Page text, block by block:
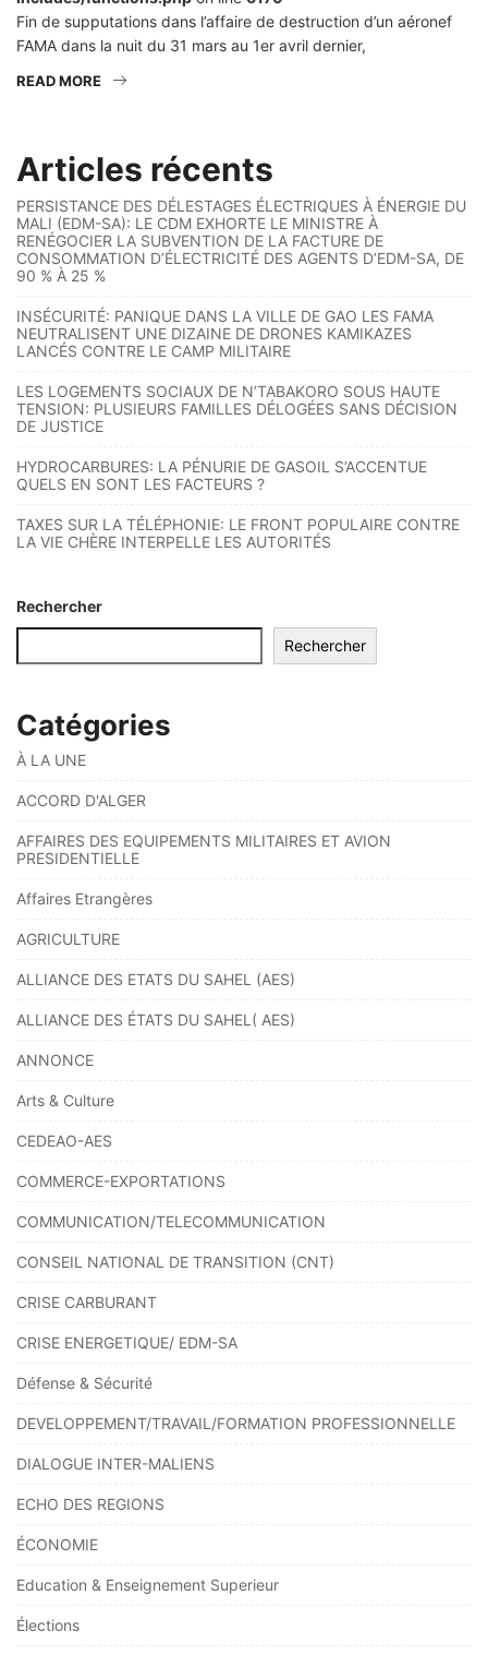
Fin de supputations dans l’affaire de destruction d’un aéronef
FAMA dans la nuit du 31 mars au 1er avril dernier,
READ MORE
Articles récents
PERSISTANCE DES DÉLESTAGES ÉLECTRIQUES À ÉNERGIE DU
MALI (EDM-SA): LE CDM EXHORTE LE MINISTRE À
RENÉGOCIER LA SUBVENTION DE LA FACTURE DE
CONSOMMATION D’ÉLECTRICITÉ DES AGENTS D’EDM-SA, DE
90 % À 25 %
INSÉCURITÉ: PANIQUE DANS LA VILLE DE GAO LES FAMA
NEUTRALISENT UNE DIZAINE DE DRONES KAMIKAZES
LANCÉS CONTRE LE CAMP MILITAIRE
LES LOGEMENTS SOCIAUX DE N’TABAKORO SOUS HAUTE
TENSION: PLUSIEURS FAMILLES DÉLOGÉES SANS DÉCISION
DE JUSTICE
HYDROCARBURES: LA PÉNURIE DE GASOIL S’ACCENTUE
QUELS EN SONT LES FACTEURS ?
TAXES SUR LA TÉLÉPHONIE: LE FRONT POPULAIRE CONTRE
LA VIE CHÈRE INTERPELLE LES AUTORITÉS
Rechercher
Rechercher
Catégories
À LA UNE
ACCORD D'ALGER
AFFAIRES DES EQUIPEMENTS MILITAIRES ET AVION
PRESIDENTIELLE
Affaires Etrangères
AGRICULTURE
ALLIANCE DES ETATS DU SAHEL (AES)
ALLIANCE DES ÉTATS DU SAHEL( AES)
ANNONCE
Arts & Culture
CEDEAO-AES
COMMERCE-EXPORTATIONS
COMMUNICATION/TELECOMMUNICATION
CONSEIL NATIONAL DE TRANSITION (CNT)
CRISE CARBURANT
CRISE ENERGETIQUE/ EDM-SA
Défense & Sécurité
DEVELOPPEMENT/TRAVAIL/FORMATION PROFESSIONNELLE
DIALOGUE INTER-MALIENS
ECHO DES REGIONS
ÉCONOMIE
Education & Enseignement Superieur
Élections